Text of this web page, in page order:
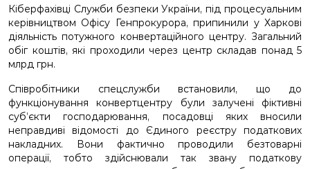
Кіберфахівці Служби безпеки України, під процесуальним
керівництвом Офісу Генпрокурора, припинили у Харкові
діяльність потужного конвертаційного центру. Загальний
обіг коштів, які проходили через центр складав понад 5
млрд грн.
Співробітники спецслужби встановили, що до
функціонування конвертцентру були залучені фіктивні
суб’єкти господарювання, посадовці яких вносили
неправдиві відомості до Єдиного реєстру податкових
накладних. Вони фактично проводили безтоварні
операції, тобто здійснювали так звану податкову